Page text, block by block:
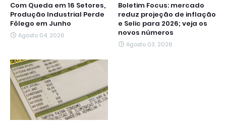
Com Queda em 16 Setores,
Produção Industrial Perde
Fôlego em Junho
Agosto 04, 2026
Boletim Focus: mercado
reduz projeção de inflação
e Selic para 2026; veja os
novos números
Agosto 03, 2026